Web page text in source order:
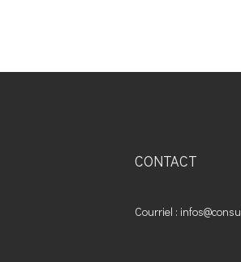
CONTACT
Courriel :